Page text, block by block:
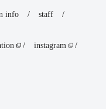
info
staff
instagram